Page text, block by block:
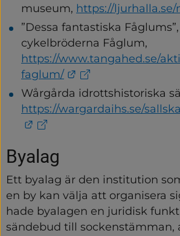
museum, https://ljurhalla.se/
”Dessa fantastiska
https://www.tangahed.se/
faglum/
Länk till annan
https://wargardaihs.se/
Länk till annan webbplats.
Byalag
Ett byalag är den institution
en by kan välja att organisera
hade byalagen en juridisk
sändebud till sockenstämman,